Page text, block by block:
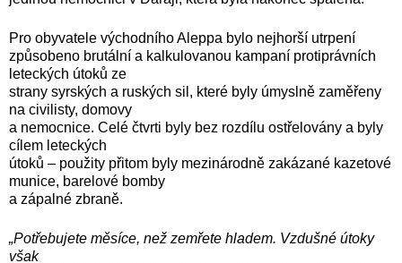
Pro obyvatele východního Aleppa bylo nejhorší utrpení
způsobeno brutální a kalkulovanou kampaní protiprávních
leteckých útoků ze
strany syrských a ruských sil, které byly úmyslně zaměřeny
na civilisty, domovy
a nemocnice. Celé čtvrti byly bez rozdílu ostřelovány a byly
cílem leteckých
útoků – použity přitom byly mezinárodně zakázané kazetové
munice, barelové bomby
a zápalné zbraně.
„Potřebujete měsíce, než zemřete hladem. Vzdušné útoky
však